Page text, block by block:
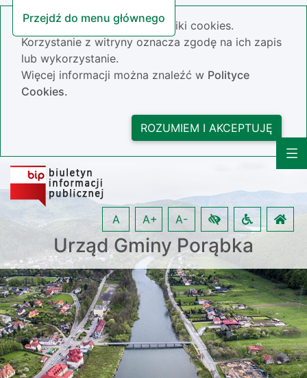
Przejdź do menu głównego
Nasza strona wykorzystuje pliki cookies.
Korzystanie z witryny oznacza zgodę na ich zapis
lub wykorzystanie.
Więcej informacji można znaleźć w Polityce
Cookies.
ROZUMIEM I AKCEPTUJĘ
Urząd Gminy Porąbka
A A+ A-